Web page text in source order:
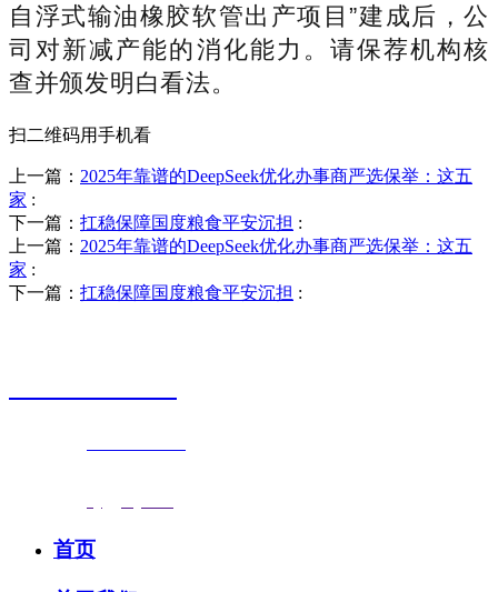
自浮式输油橡胶软管出产项目”建成后，公
司对新减产能的消化能力。请保荐机构核
查并颁发明白看法。
扫二维码用手机看
上一篇： 2025年靠谱的DeepSeek优化办事商严选保举：这五
家 :
下一篇： 扛稳保障国度粮食平安沉担 :
上一篇： 2025年靠谱的DeepSeek优化办事商严选保举：这五
家 :
下一篇： 扛稳保障国度粮食平安沉担 :
首页